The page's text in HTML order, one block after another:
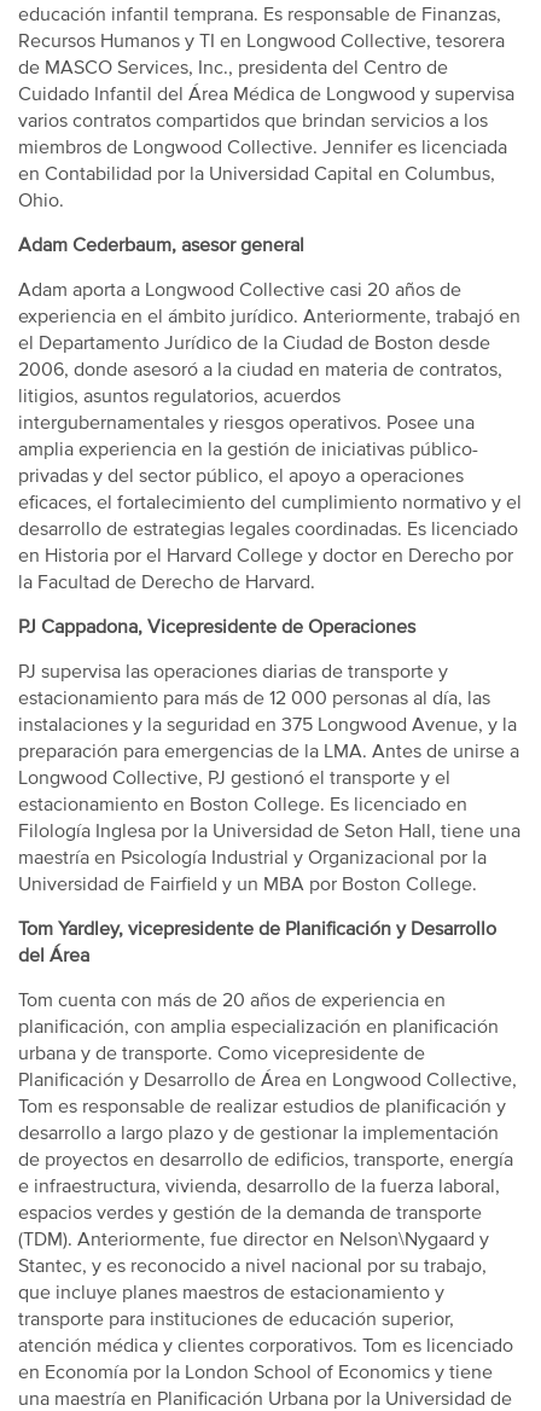
educación infantil temprana. Es responsable de Finanzas,
Recursos Humanos y TI en Longwood Collective, tesorera
de MASCO Services, Inc., presidenta del Centro de
Cuidado Infantil del Área Médica de Longwood y supervisa
varios contratos compartidos que brindan servicios a los
miembros de Longwood Collective. Jennifer es licenciada
en Contabilidad por la Universidad Capital en Columbus,
Ohio.
Adam Cederbaum, asesor general
Adam aporta a Longwood Collective casi 20 años de
experiencia en el ámbito jurídico. Anteriormente, trabajó en
el Departamento Jurídico de la Ciudad de Boston desde
2006, donde asesoró a la ciudad en materia de contratos,
litigios, asuntos regulatorios, acuerdos
intergubernamentales y riesgos operativos. Posee una
amplia experiencia en la gestión de iniciativas público-
privadas y del sector público, el apoyo a operaciones
eficaces, el fortalecimiento del cumplimiento normativo y el
desarrollo de estrategias legales coordinadas. Es licenciado
en Historia por el Harvard College y doctor en Derecho por
la Facultad de Derecho de Harvard.
PJ Cappadona, Vicepresidente de Operaciones
PJ supervisa las operaciones diarias de transporte y
estacionamiento para más de 12 000 personas al día, las
instalaciones y la seguridad en 375 Longwood Avenue, y la
preparación para emergencias de la LMA. Antes de unirse a
Longwood Collective, PJ gestionó el transporte y el
estacionamiento en Boston College. Es licenciado en
Filología Inglesa por la Universidad de Seton Hall, tiene una
maestría en Psicología Industrial y Organizacional por la
Universidad de Fairfield y un MBA por Boston College.
Tom Yardley, vicepresidente de Planificación y Desarrollo
del Área
Tom cuenta con más de 20 años de experiencia en
planificación, con amplia especialización en planificación
urbana y de transporte. Como vicepresidente de
Planificación y Desarrollo de Área en Longwood Collective,
Tom es responsable de realizar estudios de planificación y
desarrollo a largo plazo y de gestionar la implementación
de proyectos en desarrollo de edificios, transporte, energía
e infraestructura, vivienda, desarrollo de la fuerza laboral,
espacios verdes y gestión de la demanda de transporte
(TDM). Anteriormente, fue director en Nelson\Nygaard y
Stantec, y es reconocido a nivel nacional por su trabajo,
que incluye planes maestros de estacionamiento y
transporte para instituciones de educación superior,
atención médica y clientes corporativos. Tom es licenciado
en Economía por la London School of Economics y tiene
una maestría en Planificación Urbana por la Universidad de